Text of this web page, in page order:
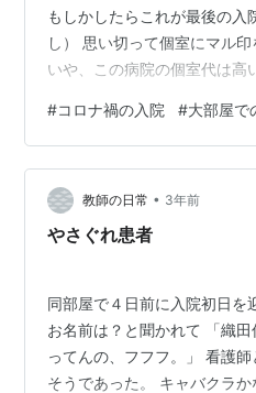
もしかしたらこれが最後の入
し） 思い切って個室にマル
いや、この病院の個室代は高
高いよなぁ 個室に、まるジ
ウイン セイカツ ヲ ｵｸﾘﾀｲﾅｧｧ
た。 私のVIPな入院生活は遠
ら差額ベッド代だけで軽く20
な大金をポンと払えるくらい
#コロナ禍の入院 #大部屋で
教師の日常 • 3年前
やさぐれ患者
同部屋で４日前に入院初日を
お名前は？と聞かれて 「織
ってんの、フフフ。」 看護
そうであった。 キャバクラか